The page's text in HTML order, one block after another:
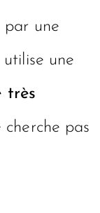
par une
une
très
cherche pas